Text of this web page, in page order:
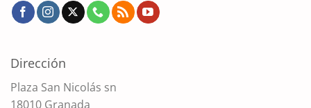
Dirección
Plaza San Nicolás sn
18010 Granada